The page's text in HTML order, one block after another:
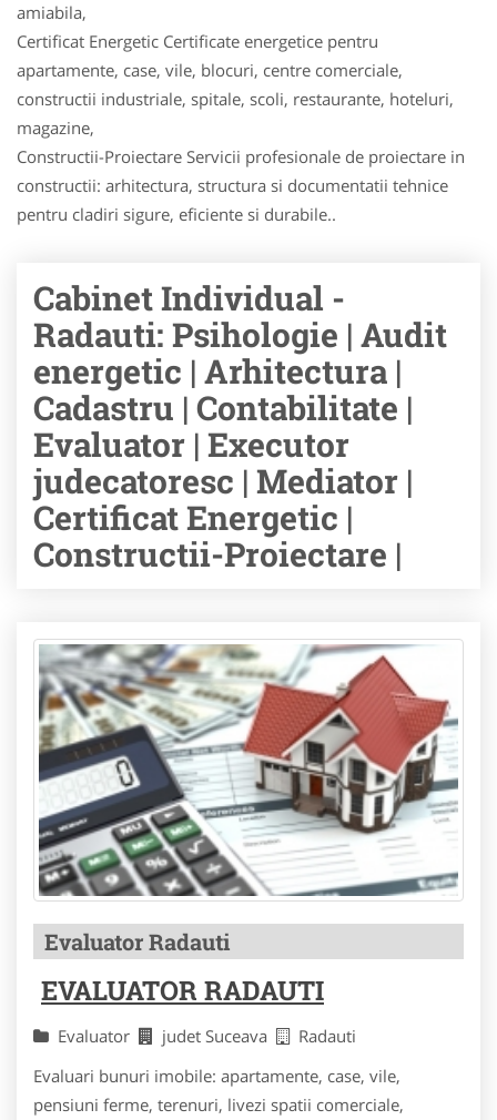
amiabila,
Certificat Energetic Certificate energetice pentru
apartamente, case, vile, blocuri, centre comerciale,
constructii industriale, spitale, scoli, restaurante, hoteluri,
magazine,
Constructii-Proiectare Servicii profesionale de proiectare in
constructii: arhitectura, structura si documentatii tehnice
pentru cladiri sigure, eficiente si durabile..
Cabinet Individual -
Radauti: Psihologie | Audit
energetic | Arhitectura |
Cadastru | Contabilitate |
Evaluator | Executor
judecatoresc | Mediator |
Certificat Energetic |
Constructii-Proiectare |
Evaluator Radauti
EVALUATOR RADAUTI
Evaluator judet Suceava
Radauti
Evaluari bunuri imobile: apartamente, case, vile,
pensiuni ferme, terenuri, livezi spatii comerciale,